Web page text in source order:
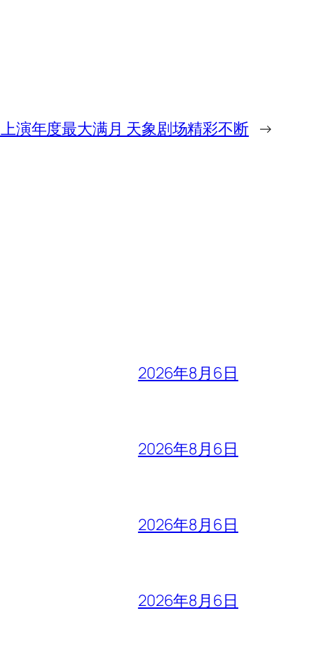
演年度最大满月 天象剧场精彩不断 →
2026年8月6日
2026年8月6日
2026年8月6日
2026年8月6日